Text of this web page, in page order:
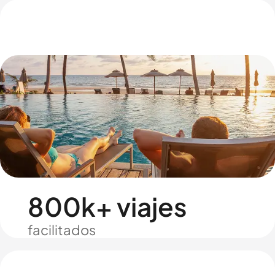
800k+ viajes
facilitados